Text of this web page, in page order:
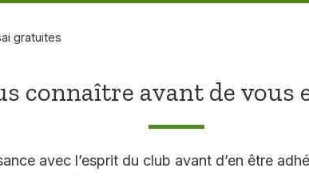
gratuites
connaître avant de vous
avec l’esprit du club avant d’en être